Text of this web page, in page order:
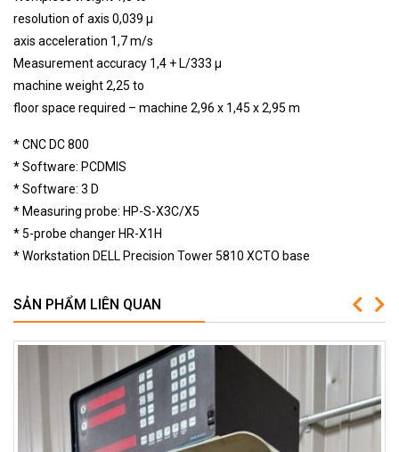
resolution of axis 0,039 µ
axis acceleration 1,7 m/s
Measurement accuracy 1,4 + L/333 µ
machine weight 2,25 to
floor space required – machine 2,96 x 1,45 x 2,95 m
* CNC DC 800
* Software: PCDMIS
* Software: 3 D
* Measuring probe: HP-S-X3C/X5
* 5-probe changer HR-X1H
* Workstation DELL Precision Tower 5810 XCTO base
SẢN PHẨM LIÊN QUAN